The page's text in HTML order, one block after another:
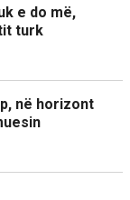
e do më,
turk
në horizont